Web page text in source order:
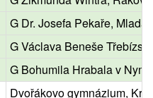
G Dr. Josefa Pekaře, Mladá
G Václava Beneše
G Bohumila Hrabala v
Dvořákovo gymnázium,